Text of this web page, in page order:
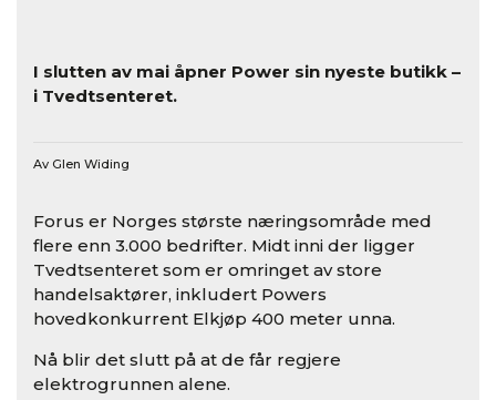
I slutten av mai åpner Power sin nyeste butikk –
i Tvedtsenteret.
Av Glen Widing
Forus er Norges største næringsområde med
flere enn 3.000 bedrifter. Midt inni der ligger
Tvedtsenteret som er omringet av store
handelsaktører, inkludert Powers
hovedkonkurrent Elkjøp 400 meter unna.
Nå blir det slutt på at de får regjere
elektrogrunnen alene.